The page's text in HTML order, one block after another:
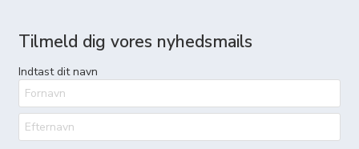
Tilmeld dig vores nyhedsmails
Indtast dit navn